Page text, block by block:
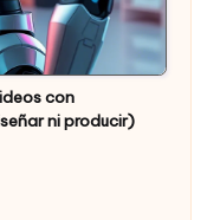
con
ni producir)